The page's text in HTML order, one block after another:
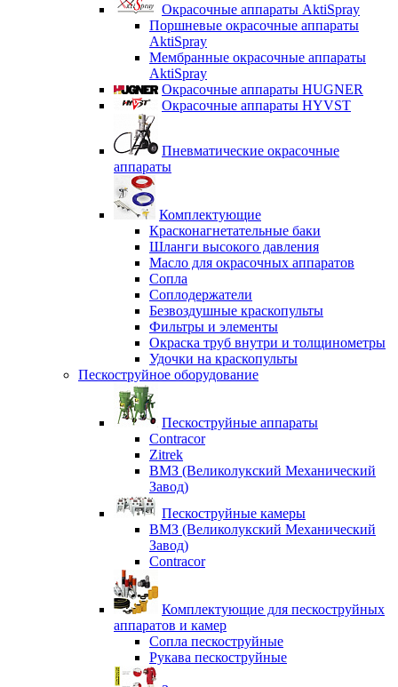
Окрасочные аппараты AktiSpray
Поршневые окрасочные аппараты
AktiSpray
Мембранные окрасочные аппараты
AktiSpray
Окрасочные аппараты HUGNER
Окрасочные аппараты HYVST
Пневматические окрасочные
аппараты
Комплектующие
Красконагнетательные баки
Шланги высокого давления
Масло для окрасочных аппаратов
Сопла
Соплодержатели
Безвоздушные краскопульты
Фильтры и элементы
Окраска труб внутри и толщинометры
Удочки на краскопульты
Пескоструйное оборудование
Пескоструйные аппараты
Contracor
Zitrek
ВМЗ (Великолукский Механический
Завод)
Пескоструйные камеры
ВМЗ (Великолукский Механический
Завод)
Contracor
Комплектующие для пескоструйных
аппаратов и камер
Сопла пескоструйные
Рукава пескоструйные